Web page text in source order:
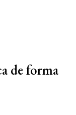
de forma